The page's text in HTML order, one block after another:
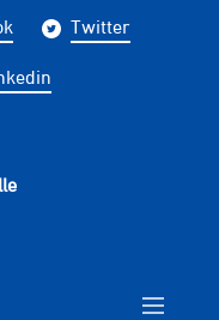
Twitter